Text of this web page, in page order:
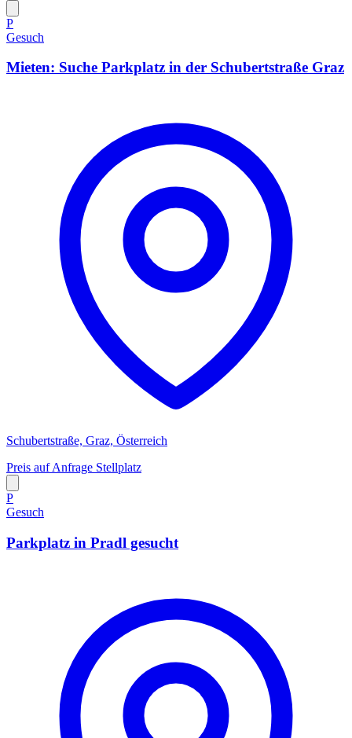
P
Gesuch
Mieten: Suche Parkplatz in der Schubertstraße Graz
Schubertstraße, Graz, Österreich
Preis auf Anfrage Stellplatz
P
Gesuch
Parkplatz in Pradl gesucht